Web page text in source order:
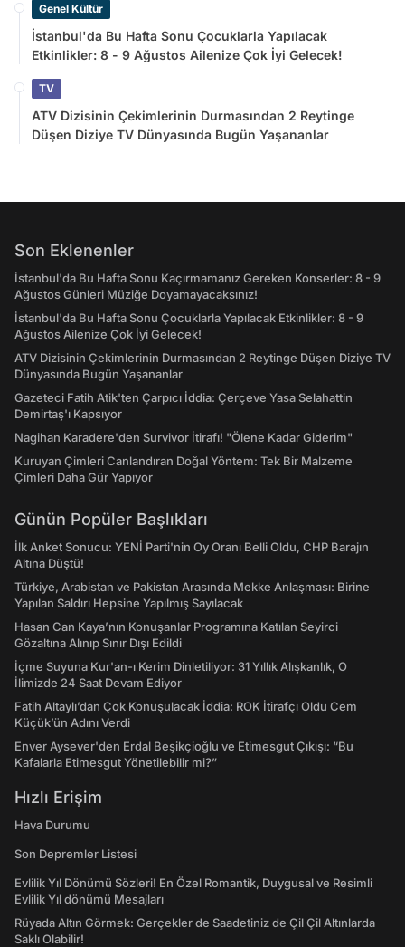
Genel Kültür
İstanbul'da Bu Hafta Sonu Çocuklarla Yapılacak
Etkinlikler: 8 - 9 Ağustos Ailenize Çok İyi Gelecek!
TV
ATV Dizisinin Çekimlerinin Durmasından 2 Reytinge
Düşen Diziye TV Dünyasında Bugün Yaşananlar
Son Eklenenler
İstanbul'da Bu Hafta Sonu Kaçırmamanız Gereken Konserler: 8 - 9
Ağustos Günleri Müziğe Doyamayacaksınız!
İstanbul'da Bu Hafta Sonu Çocuklarla Yapılacak Etkinlikler: 8 - 9
Ağustos Ailenize Çok İyi Gelecek!
ATV Dizisinin Çekimlerinin Durmasından 2 Reytinge Düşen Diziye TV
Dünyasında Bugün Yaşananlar
Gazeteci Fatih Atik'ten Çarpıcı İddia: Çerçeve Yasa Selahattin
Demirtaş'ı Kapsıyor
Nagihan Karadere'den Survivor İtirafı! "Ölene Kadar Giderim"
Kuruyan Çimleri Canlandıran Doğal Yöntem: Tek Bir Malzeme
Çimleri Daha Gür Yapıyor
Günün Popüler Başlıkları
İlk Anket Sonucu: YENİ Parti'nin Oy Oranı Belli Oldu, CHP Barajın
Altına Düştü!
Türkiye, Arabistan ve Pakistan Arasında Mekke Anlaşması: Birine
Yapılan Saldırı Hepsine Yapılmış Sayılacak
Hasan Can Kaya’nın Konuşanlar Programına Katılan Seyirci
Gözaltına Alınıp Sınır Dışı Edildi
İçme Suyuna Kur'an-ı Kerim Dinletiliyor: 31 Yıllık Alışkanlık, O
İlimizde 24 Saat Devam Ediyor
Fatih Altaylı’dan Çok Konuşulacak İddia: ROK İtirafçı Oldu Cem
Küçük’ün Adını Verdi
Enver Aysever'den Erdal Beşikçioğlu ve Etimesgut Çıkışı: “Bu
Kafalarla Etimesgut Yönetilebilir mi?”
Hızlı Erişim
Hava Durumu
Son Depremler Listesi
Evlilik Yıl Dönümü Sözleri! En Özel Romantik, Duygusal ve Resimli
Evlilik Yıl dönümü Mesajları
Rüyada Altın Görmek: Gerçekler de Saadetiniz de Çil Çil Altınlarda
Saklı Olabilir!